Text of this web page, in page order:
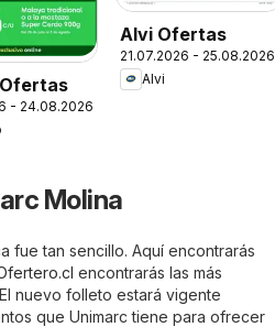
- 24.08.2026
Alvi Ofertas
21.07.2026 - 25.08.2026
Alvi
Molina
fue tan sencillo. Aquí encontrarás
encontrarás las más
nuevo folleto estará vigente
que Unimarc tiene para ofrecer